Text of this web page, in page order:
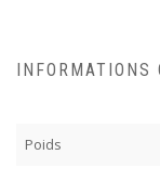
INFORMATIONS
Poids